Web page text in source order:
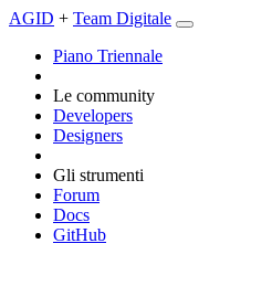
AGID + Team Digitale
Piano Triennale
Le community
Developers
Designers
Gli strumenti
Forum
Docs
GitHub